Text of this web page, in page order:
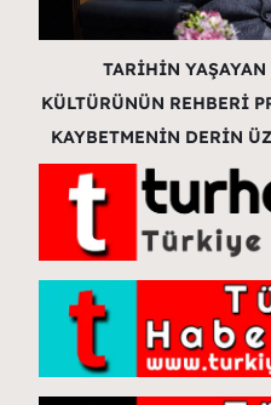
TARİHİN
KÜLTÜRÜNÜN REHBERİ
KAYBETMENİN DERİN